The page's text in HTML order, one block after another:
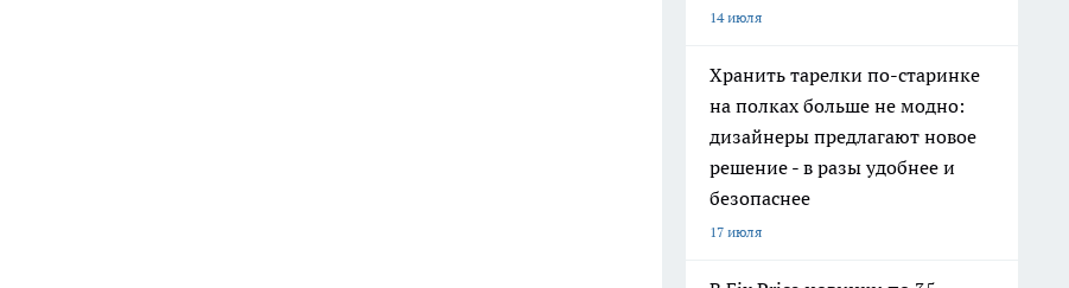
14 июля
Хранить тарелки по-старинке
на полках больше не модно:
дизайнеры предлагают новое
решение - в разы удобнее и
безопаснее
17 июля